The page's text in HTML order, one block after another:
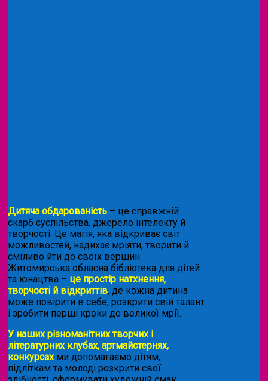
Дитяча обдарованість – це справжній
скарб суспільства, джерело інтелекту й
творчості. Це магія, яка відкриває світ
можливостей, надихає мріяти, творити й
сміливо йти до своїх вершин.
Житомирська обласна бібліотека для дітей
та юнацтва – це простір натхнення,
творчості й відкриттів, де кожна дитина
може повірити в себе, розкрити свій талант
і зробити перші кроки до великої мрії.
У наших різноманітних творчих і
літературних клубах, артмайстернях,
конкурсахми допомагаємо дітям,
підліткам та молоді розкрити свої